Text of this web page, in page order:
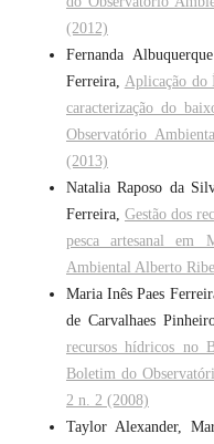
(2012)
Fernanda
Ferreira, Aplicação do
caracterização do
Observatório
(2013)
Natalia Raposo da
Ferreira, Gestão dos
pesca artesanal em
Ambiental Alberto
Maria Inês Paes
de Carvalhaes
recursos hídricos no
Boletim do
2 n. 2 (2008)
Taylor Alexander,